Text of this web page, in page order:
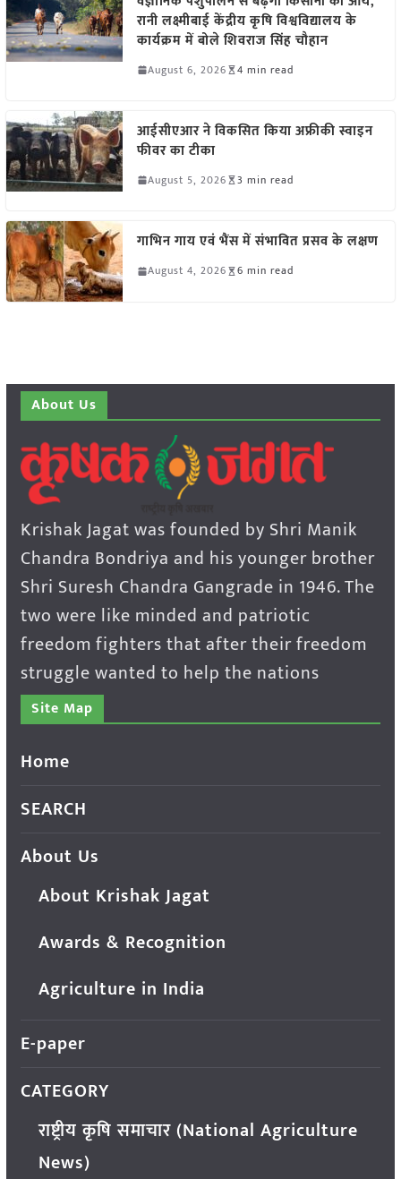
रानी लक्ष्मीबाई केंद्रीय कृषि विश्वविद्यालय के
कार्यक्रम में बोले शिवराज सिंह चौहान
August 6, 2026 4 min read
आईसीएआर ने विकसित किया अफ्रीकी स्वाइन
फीवर का टीका
August 5, 2026 3 min read
गाभिन गाय एवं भैंस में संभावित प्रसव के लक्षण
August 4, 2026 6 min read
About Us
Krishak Jagat was founded by Shri Manik
Chandra Bondriya and his younger brother
Shri Suresh Chandra Gangrade in 1946. The
two were like minded and patriotic
freedom fighters that after their freedom
struggle wanted to help the nations
Site Map
Home
SEARCH
About Us
About Krishak Jagat
Awards & Recognition
Agriculture in India
E-paper
CATEGORY
राष्ट्रीय कृषि समाचार (National Agriculture
News)